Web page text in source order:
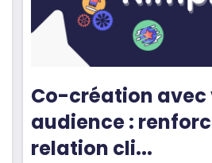
Co-création avec
audience :
relation cli...